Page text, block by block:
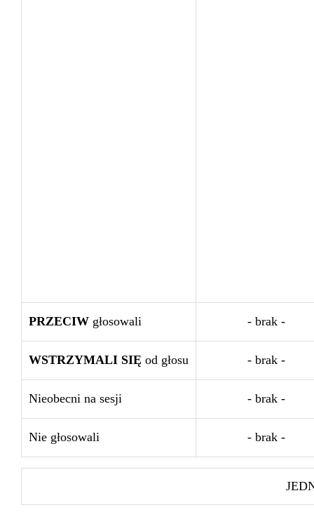
PRZECIW głosowali - brak -
WSTRZYMALI SIĘ od głosu - brak -
Nieobecni na sesji - brak -
Nie głosowali - brak -